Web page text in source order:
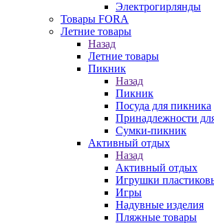
Электрогирлянды
Товары FORA
Летние товары
Назад
Летние товары
Пикник
Назад
Пикник
Посуда для пикника
Принадлежности
Сумки-пикник
Активный отдых
Назад
Активный отдых
Игрушки
Игры
Надувные изделия
Пляжные товары